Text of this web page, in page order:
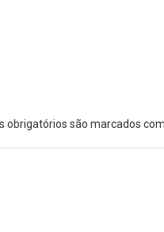
obrigatórios são marcados com